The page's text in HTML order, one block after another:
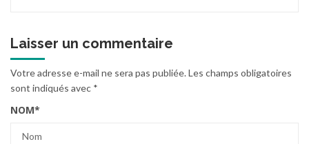
Laisser un commentaire
Votre adresse e-mail ne sera pas publiée.Les champs obligatoires
sont indiqués avec *
NOM*